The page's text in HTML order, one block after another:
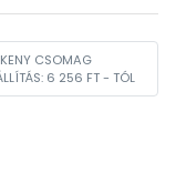
CSOMAG
6 256 FT - TÓL